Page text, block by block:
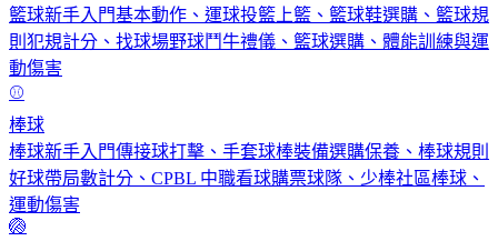
籃球新手入門基本動作、運球投籃上籃、籃球鞋選購、籃球規
則犯規計分、找球場野球鬥牛禮儀、籃球選購、體能訓練與運
動傷害
⚾
棒球
棒球新手入門傳接球打擊、手套球棒裝備選購保養、棒球規則
好球帶局數計分、CPBL 中職看球購票球隊、少棒社區棒球、
運動傷害
🏐